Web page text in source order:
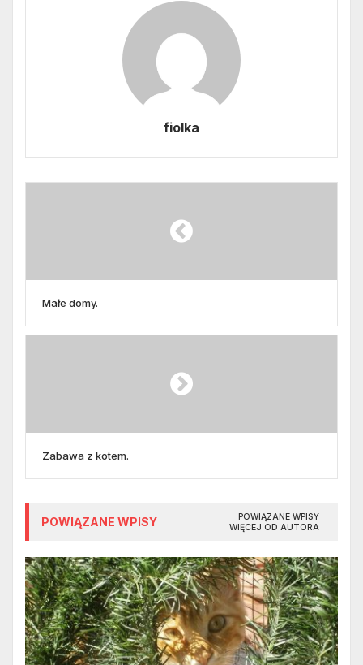
fiolka
Małe domy.
Zabawa z kotem.
POWIĄZANE WPISY
POWIĄZANE WPISY
WIĘCEJ OD AUTORA